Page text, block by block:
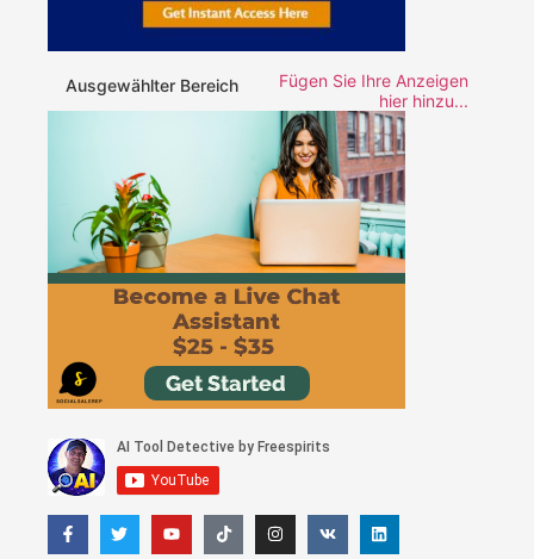
Ausgewählter Bereich
Fügen Sie Ihre Anzeigen
hier hinzu...